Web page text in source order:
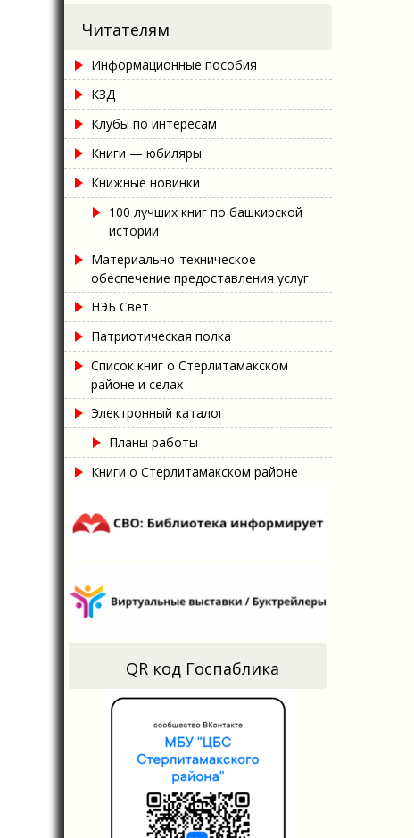
Читателям
Информационные пособия
КЗД
Клубы по интересам
Книги — юбиляры
Книжные новинки
100 лучших книг по башкирской
истории
Материально-техническое
обеспечение предоставления услуг
НЭБ Свет
Патриотическая полка
Список книг о Стерлитамакском
районе и селах
Электронный каталог
Планы работы
Книги о Стерлитамакском районе
QR код Госпаблика